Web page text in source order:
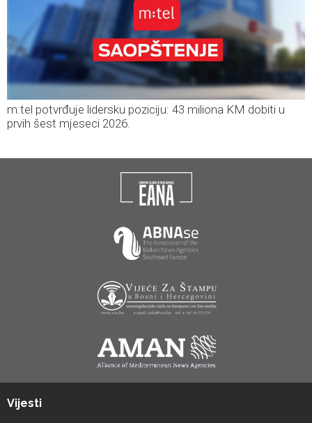
m:tel potvrđuje lidersku poziciju: 43 miliona KM dobiti u
prvih šest mjeseci 2026.
Vijesti